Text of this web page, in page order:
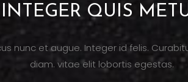
INTEGER QUIS
nunc et augue. Integer id felis.
diam. vitae elit lobortis egestas.